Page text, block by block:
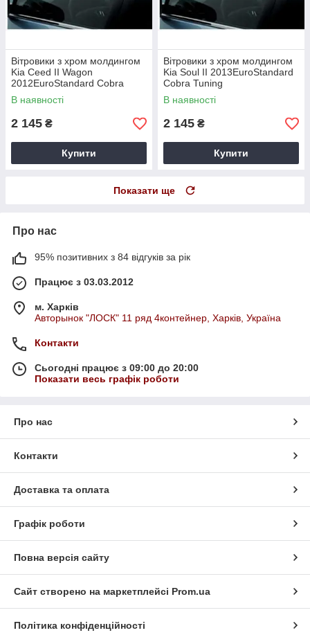
Вітровики з хром молдингом
Kia Ceed II Wagon
2012EuroStandard Cobra
Tuning
В наявності
2 145 ₴
Купити
Вітровики з хром молдингом
Kia Soul II 2013EuroStandard
Cobra Tuning
В наявності
2 145 ₴
Купити
Показати ще
Про нас
95% позитивних з 84 відгуків за рік
Працює з 03.03.2012
м. Харків
Авторынок "ЛОСК" 11 ряд 4контейнер, Харків, Україна
Контакти
Сьогодні працює з 09:00 до 20:00
Показати весь графік роботи
Про нас
Контакти
Доставка та оплата
Графік роботи
Повна версія сайту
Сайт створено на маркетплейсі Prom.ua
Політика конфіденційності